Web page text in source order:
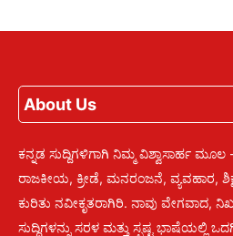
About Us
ಕನ್ನಡ ಸುದ್ದಿಗಳಿಗಾಗಿ ನಿಮ್ಮ ವಿಶ್ವಾಸಾರ್ಹ ಮೂಲ
ರಾಜಕೀಯ, ಕ್ರೀಡೆ, ಮನರಂಜನೆ, ವ್ಯವಹಾರ,
ಕುರಿತು ನವೀಕೃತರಾಗಿರಿ. ನಾವು ವೇಗವಾದ,
ಸುದ್ದಿಗಳನ್ನು ಸರಳ ಮತ್ತು ಸ್ಪಷ್ಟ ಭಾಷೆಯಲ್ಲಿ